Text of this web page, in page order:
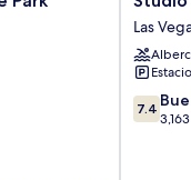
6
Suites
Las
Vegas,
NV
–
Las
7.4
de
7.4